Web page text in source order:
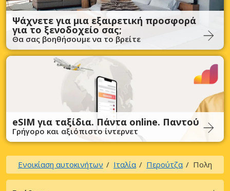
Ψάχνετε για μια εξαιρετική προσφορά
για το ξενοδοχείο σας;
Θα σας βοηθήσουμε να το βρείτε
eSIM για ταξίδια. Πάντα online. Παντού
Γρήγορο και αξιόπιστο ίντερνετ
Ενοικίαση αυτοκινήτων Ιταλία Περούτζα Πoλη